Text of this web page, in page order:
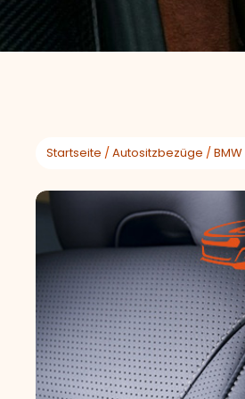
Startseite /Autositzbezüge /BMW